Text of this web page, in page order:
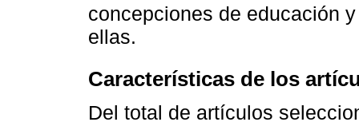
concepciones de educación
ellas.
Características de los
Del total de artículos